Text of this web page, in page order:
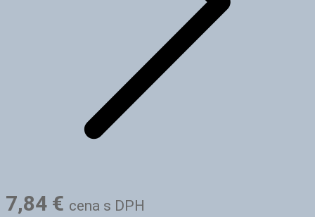
7,84 € cena s DPH